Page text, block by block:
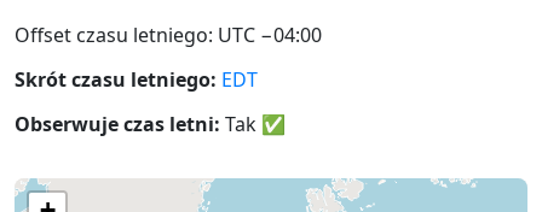
Offset czasu letniego: UTC −04:00
Skrót czasu letniego: EDT
Obserwuje czas letni: Tak ✅